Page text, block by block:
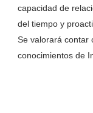
capacidad de
del tiempo y
Se valorará contar
conocimientos de